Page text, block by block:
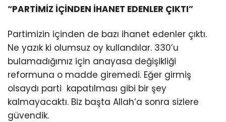
“PARTİMİZ İÇİNDEN İHANET EDENLER ÇIKTI”
Partimizin içinden de bazı ihanet edenler çıktı.
Ne yazık ki olumsuz oy kullandılar. 330’u
bulamadığımız için anayasa değişikliği
reformuna o madde giremedi. Eğer girmiş
olsaydı parti kapatılması gibi bir şey
kalmayacaktı. Biz başta Allah’a sonra sizlere
güvendik.